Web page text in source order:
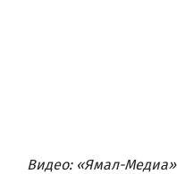
Видео: «Ямал-Медиа»